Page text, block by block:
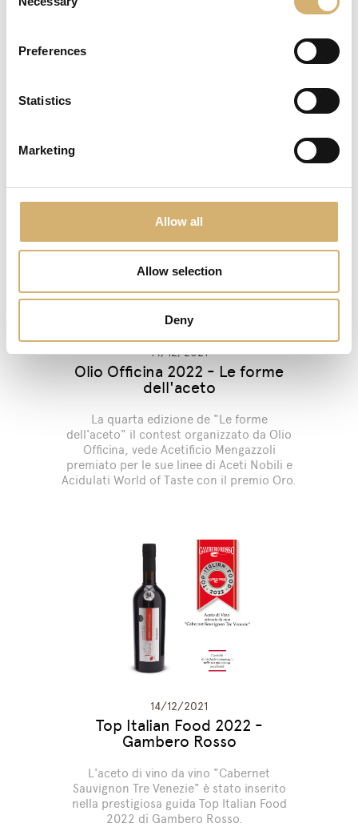
Selection
Preferences
Statistics
Marketing
Allow all
Allow selection
Deny
Premiata a Cibus l’innovazione mantovana
14/12/2021
Olio Officina 2022 - Le forme
dell'aceto
La quarta edizione de "Le forme
dell'aceto" il contest organizzato da Olio
Officina, vede Acetificio Mengazzoli
premiato per le sue linee di Aceti Nobili e
Acidulati World of Taste con il premio Oro.
14/12/2021
Top Italian Food 2022 -
Gambero Rosso
L'aceto di vino da vino "Cabernet
Sauvignon Tre Venezie" è stato inserito
nella prestigiosa guida Top Italian Food
2022 di Gambero Rosso.